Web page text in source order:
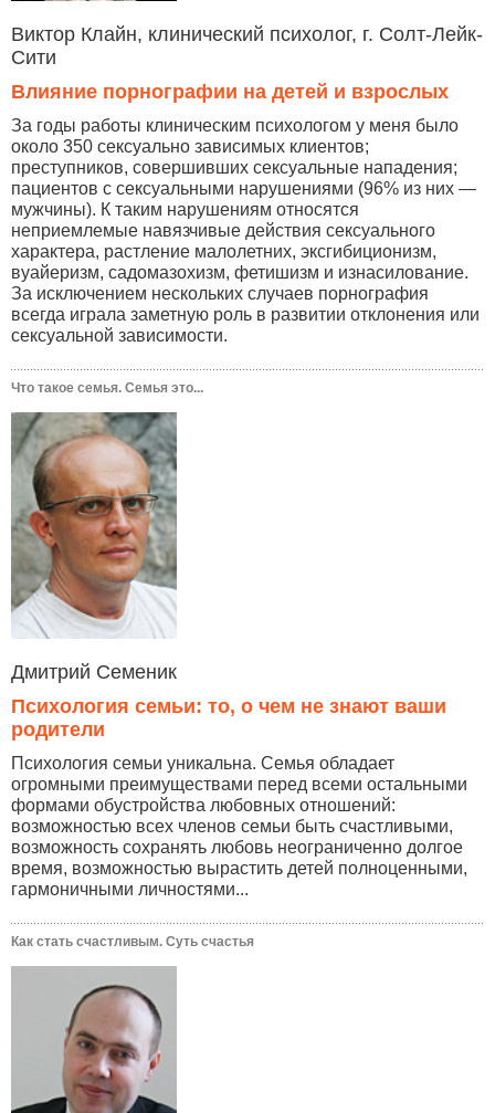
Виктор Клайн, клинический психолог, г. Солт-Лейк-
Сити
Влияние порнографии на детей и взрослых
За годы работы клиническим психологом у меня было
около 350 сексуально зависимых клиентов;
преступников, совершивших сексуальные нападения;
пациентов с сексуальными нарушениями (96% из них —
мужчины). К таким нарушениям относятся
неприемлемые навязчивые действия сексуального
характера, растление малолетних, эксгибиционизм,
вуайеризм, садомазохизм, фетишизм и изнасилование.
За исключением нескольких случаев порнография
всегда играла заметную роль в развитии отклонения или
сексуальной зависимости.
Что такое семья. Семья это...
Дмитрий Семеник
Психология семьи: то, о чем не знают ваши
родители
Психология семьи уникальна. Семья обладает
огромными преимуществами перед всеми остальными
формами обустройства любовных отношений:
возможностью всех членов семьи быть счастливыми,
возможность сохранять любовь неограниченно долгое
время, возможностью вырастить детей полноценными,
гармоничными личностями...
Как стать счастливым. Суть счастья